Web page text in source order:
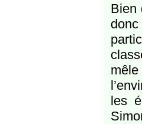
Bien
les